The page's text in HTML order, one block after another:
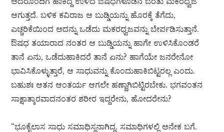
ಆಗುತ್ತದೆ. ಬಳಿಕ ಕವಿರಾಜ ಆ ಬುಡ್ಡಿಯನ್ನು ಹೊರಕ್ಕೆ ತೆಗೆದು,
ಎಚ್ಚರಿಕೆಯಿಂದ ಅದನ್ನು ಒಡೆದು ಮಕರಧ್ವಜವನ್ನು ಬೇರ್ಪಡಿಸುತ್ತಾನೆ.
ಔಷಧ ತಯಾರಾದ ನಂತರ ಆ ಬುಡ್ಡಿಯನ್ನು ಹಾಗೇ ಉಳಿಸಿಕೊಂಡರೆ
ತಾನೆ ಏನು, ಒಡೆದುಹಾಕಿದರೆ ತಾನೆ ಏನು? ಹಾಗೆಯೇ ಜನರೇನೋ
ಭಾವಿಸಿಕೊಳ್ಳುತ್ತಾರೆ, ಆ ಸಾಧುವನ್ನು ಕೊಂದುಹಾಕಿಬಿಟ್ಟರಲ್ಲ ಎಂದು.
ಬಹುಶಃ ಆತನ ಆಂತರ್ಯ ಆಗಲೇ ಹಣ್ಣಾಗಿಬಿಟ್ಟಿರಬೇಕು. ಭಗವಂತನ
ಸಾಕ್ಷಾತ್ಕಾರವಾದನಂತರ ಶರೀರ ಇದ್ದರೇನು, ಹೋದರೇನು?
“ಭೂಕೈಲಾಸ ಸಾಧು ಸಮಾಧಿಸ್ಥನಾಗಿದ್ದ. ಸಮಾಧಿಗಳಲ್ಲಿ ಅನೇಕ ಬಗೆ.